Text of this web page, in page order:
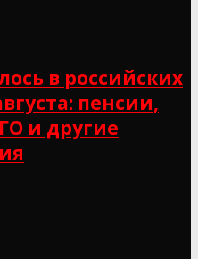
в российских
пенсии,
и другие